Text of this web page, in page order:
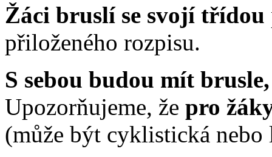
Žáci bruslí se svojí třídou
přiloženého rozpisu.
S sebou budou mít
Upozorňujeme, že pro
(může být cyklistická nebo